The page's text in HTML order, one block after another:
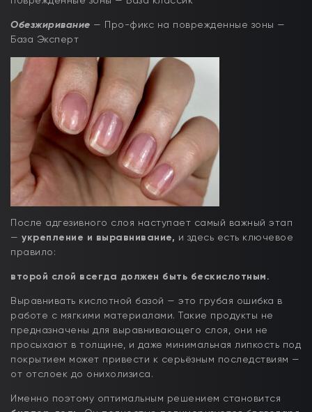
Обезжиривание — Про-фикс на поврежденные зоны —
База Эксперт
После адгезивного слоя наступает самый важный этап
— укрепление и выравнивание, и здесь есть ключевое
правило:
второй слой всегда должен быть бескислотным.
Выравнивать кислотной базой — это грубая ошибка в
работе с мягкими материалами. Такие продукты не
предназначены для выравнивающего слоя, они не
просыхают в толщине, и даже минимальная липкость под
покрытием может привести к серьёзным последствиям —
от отслоек до онихолизиса.
Именно поэтому оптимальным решением становится